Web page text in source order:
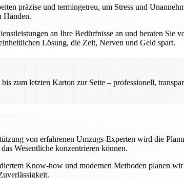
präzise und termingetreu, um Stress und
Händen.
an Ihre Bedürfnisse an und beraten Sie
Lösung, die Zeit, Nerven und Geld spart.
zum letzten Karton zur Seite – professionell,
von erfahrenen Umzugs-Experten wird die
Wesentliche konzentrieren können.
Know-how und modernen Methoden planen